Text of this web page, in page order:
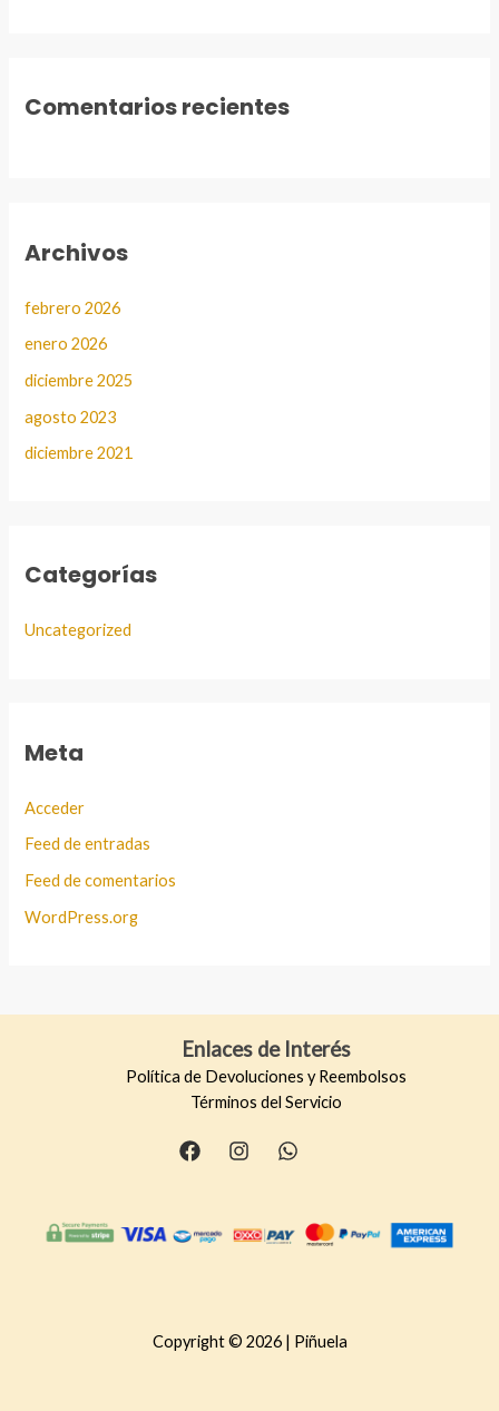
Comentarios recientes
Archivos
febrero 2026
enero 2026
diciembre 2025
agosto 2023
diciembre 2021
Categorías
Uncategorized
Meta
Acceder
Feed de entradas
Feed de comentarios
WordPress.org
Enlaces de Interés
Política de Devoluciones y Reembolsos
Términos del Servicio
Copyright © 2026 | Piñuela